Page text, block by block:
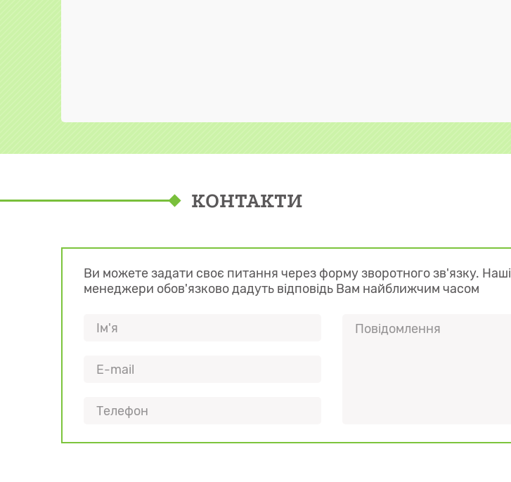
КОНТАКТИ
Ви можете задати своє питання через форму зворотного зв'язку. Наші
менеджери обов'язково дадуть відповідь Вам найближчим часом